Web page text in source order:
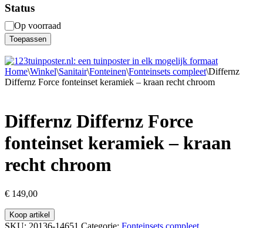
Status
StatusOp voorraad
Toepassen
Home\Winkel\Sanitair\Fonteinen\Fonteinsets compleet\Differnz
Differnz Force fonteinset keramiek – kraan recht chroom
Differnz Differnz Force
fonteinset keramiek – kraan
recht chroom
€ 149,00
Koop artikel
SKU: 20136-14651 Categorie: Fonteinsets compleet